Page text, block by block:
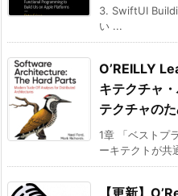
3. SwiftUI
い ...
O’REILLY
キテクチャ
テクチャの
1章 「ベストプ
ーキテクトが共
【更新】